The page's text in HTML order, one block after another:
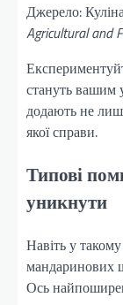
Джерело:
Agricultural and
стануть вашим
додають не
якої справи.
Типові
уникнути
Навіть у
мандаринових
Ось